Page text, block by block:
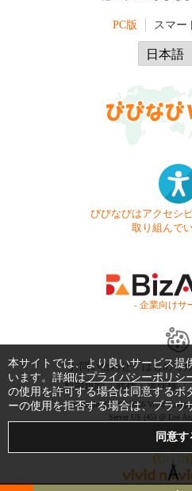
PC版 スマー
びびなびはアクセシ
取り組んでい
- 企業向けサ
お問い合わせ はじめて
利用規約
商標・著作権
Copyright © 1999-2026 Vivid
Server US (45) @ Los
本サイトでは、より良いサービス提
います。詳細はプライバシーポリシ
の使用を許可する場合は同意するボ
ーの使用を拒否する場合は、ブラウ